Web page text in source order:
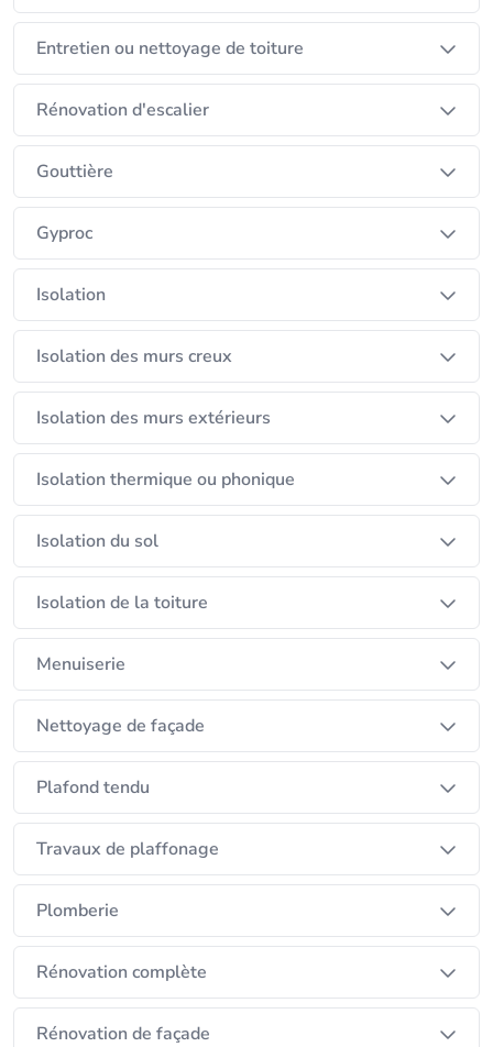
Entretien ou nettoyage de toiture
Rénovation d'escalier
Gouttière
Gyproc
Isolation
Isolation des murs creux
Isolation des murs extérieurs
Isolation thermique ou phonique
Isolation du sol
Isolation de la toiture
Menuiserie
Nettoyage de façade
Plafond tendu
Travaux de plaffonage
Plomberie
Rénovation complète
Rénovation de façade